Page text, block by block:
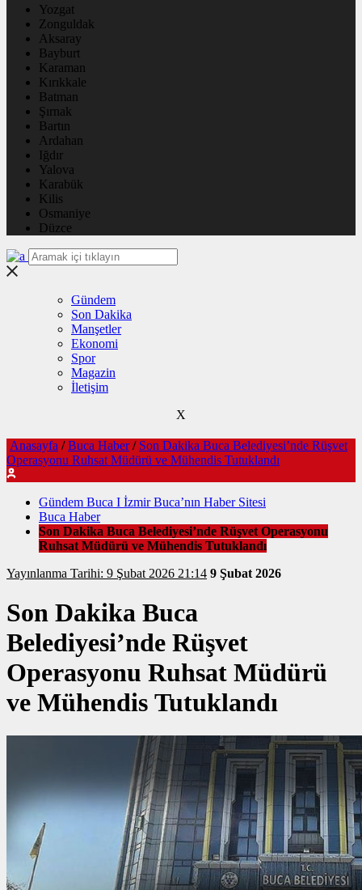
Yozgat
Zonguldak
Aksaray
Bayburt
Karaman
Kırıkkale
Batman
Şırnak
Bartın
Ardahan
Iğdır
Yalova
Karabük
Kilis
Osmaniye
Düzce
Gündem
Son Dakika
Manşetler
Ekonomi
Spor
Magazin
İletişim
X
Anasayfa / Buca Haber / Son Dakika Buca Belediyesi’nde Rüşvet
Operasyonu Ruhsat Müdürü ve Mühendis Tutuklandı
Gündem Buca I İzmir Buca’nın Haber Sitesi
Buca Haber
Son Dakika Buca Belediyesi’nde Rüşvet Operasyonu
Ruhsat Müdürü ve Mühendis Tutuklandı
Yayınlanma Tarihi: 9 Şubat 2026 21:14 9 Şubat 2026
Son Dakika Buca
Belediyesi’nde Rüşvet
Operasyonu Ruhsat Müdürü
ve Mühendis Tutuklandı